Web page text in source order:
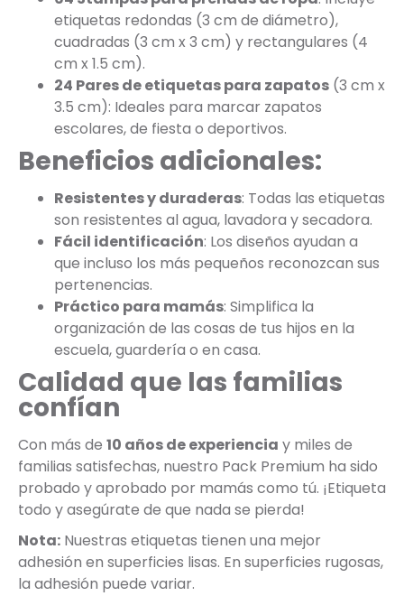
etiquetas redondas (3 cm de diámetro),
cuadradas (3 cm x 3 cm) y rectangulares (4
cm x 1.5 cm).
24 Pares de etiquetas para zapatos (3 cm x
3.5 cm): Ideales para marcar zapatos
escolares, de fiesta o deportivos.
Beneficios adicionales:
Resistentes y duraderas: Todas las etiquetas
son resistentes al agua, lavadora y secadora.
Fácil identificación: Los diseños ayudan a
que incluso los más pequeños reconozcan sus
pertenencias.
Práctico para mamás: Simplifica la
organización de las cosas de tus hijos en la
escuela, guardería o en casa.
Calidad que las familias
confían
Con más de 10 años de experiencia y miles de
familias satisfechas, nuestro Pack Premium ha sido
probado y aprobado por mamás como tú. ¡Etiqueta
todo y asegúrate de que nada se pierda!
Nota: Nuestras etiquetas tienen una mejor
adhesión en superficies lisas. En superficies rugosas,
la adhesión puede variar.